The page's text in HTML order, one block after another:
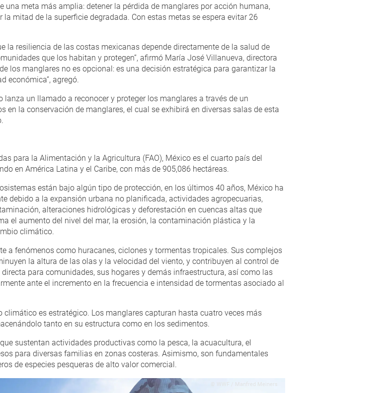
meta más amplia: detener la pérdida de manglares por acción humana,
mitad de la superficie degradada. Con estas metas se espera evitar 26
la resiliencia de las costas mexicanas depende directamente de la salud de
que los habitan y protegen”, afirmó María José Villanueva, directora
los manglares no es opcional: es una decisión estratégica para garantizar la
económica”, agregó.
lanza un llamado a reconocer y proteger los manglares a través de un
en la conservación de manglares, el cual se exhibirá en diversas salas de esta
para la Alimentación y la Agricultura (FAO), México es el cuarto país del
en América Latina y el Caribe, con más de 905,086 hectáreas.
están bajo algún tipo de protección, en los últimos 40 años, México ha
debido a la expansión urbana no planificada, actividades agropecuarias,
alteraciones hidrológicas y deforestación en cuencas altas que
el aumento del nivel del mar, la erosión, la contaminación plástica y la
climático.
a fenómenos como huracanes, ciclones y tormentas tropicales. Sus complejos
la altura de las olas y la velocidad del viento, y contribuyen al control de
para comunidades, sus hogares y demás infraestructura, así como las
ante el incremento en la frecuencia e intensidad de tormentas asociado al
es estratégico. Los manglares capturan hasta cuatro veces más
tanto en su estructura como en los sedimentos.
sustentan actividades productivas como la pesca, la acuacultura, el
para diversas familias en zonas costeras. Asimismo, son fundamentales
de especies pesqueras de alto valor comercial.
© WWF / Manfred Meiners